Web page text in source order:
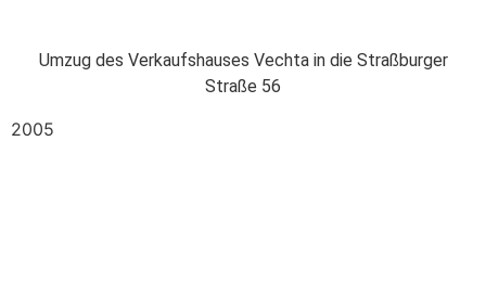
Umzug des Verkaufshauses Vechta in die Straßburger
Straße 56
2005